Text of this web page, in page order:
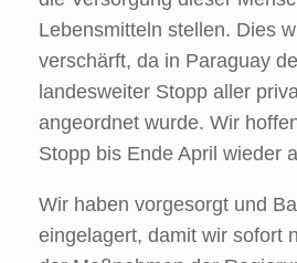
Lebensmitteln stellen. Dies
verschärft, da in Paraguay
landesweiter Stopp aller
angeordnet wurde. Wir
Stopp bis Ende April wieder
Wir haben vorgesorgt und
eingelagert, damit wir sofort